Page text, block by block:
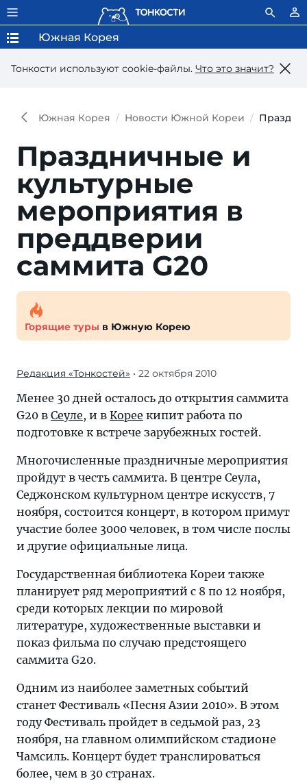
Тонкости используют сookie-файлы. Что это значит?
Южная Корея
Южная Корея Новости Южной Кореи
Праздничные и
культурные
мероприятия в
преддверии
саммита G20
Горящие туры в Южную Корею
Редакция «Тонкостей» • 22 октября 2010
Менее 30 дней осталось до открытия саммита
G20 в Сеуле, и в Корее кипит работа по
подготовке к встрече зарубежных гостей.
Многочисленные праздничные мероприятия
пройдут в честь саммита. В центре Сеула,
Седжонском культурном центре искусств, 7
ноября, состоится концерт, в котором примут
участие более 3000 человек, в том числе послы
и другие официальные лица.
Государственная библиотека Кореи также
планирует ряд мероприятий с 8 по 12 ноября,
среди которых лекции по мировой
литературе, художественные выставки и
показ фильма по случаю предстоящего
саммита G20.
Одним из наиболее заметных событий
станет Фестиваль «Песня Азии 2010». В этом
году Фестиваль пройдет в седьмой раз, 23
ноября, на главном олимпийском стадионе
Чамсиль. Концерт будет транслироваться
более, чем в 30 странах.